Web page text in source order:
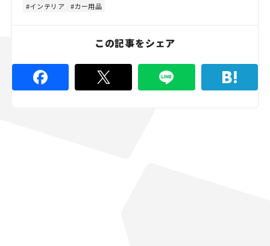
インテリア カー用品
この記事をシェア